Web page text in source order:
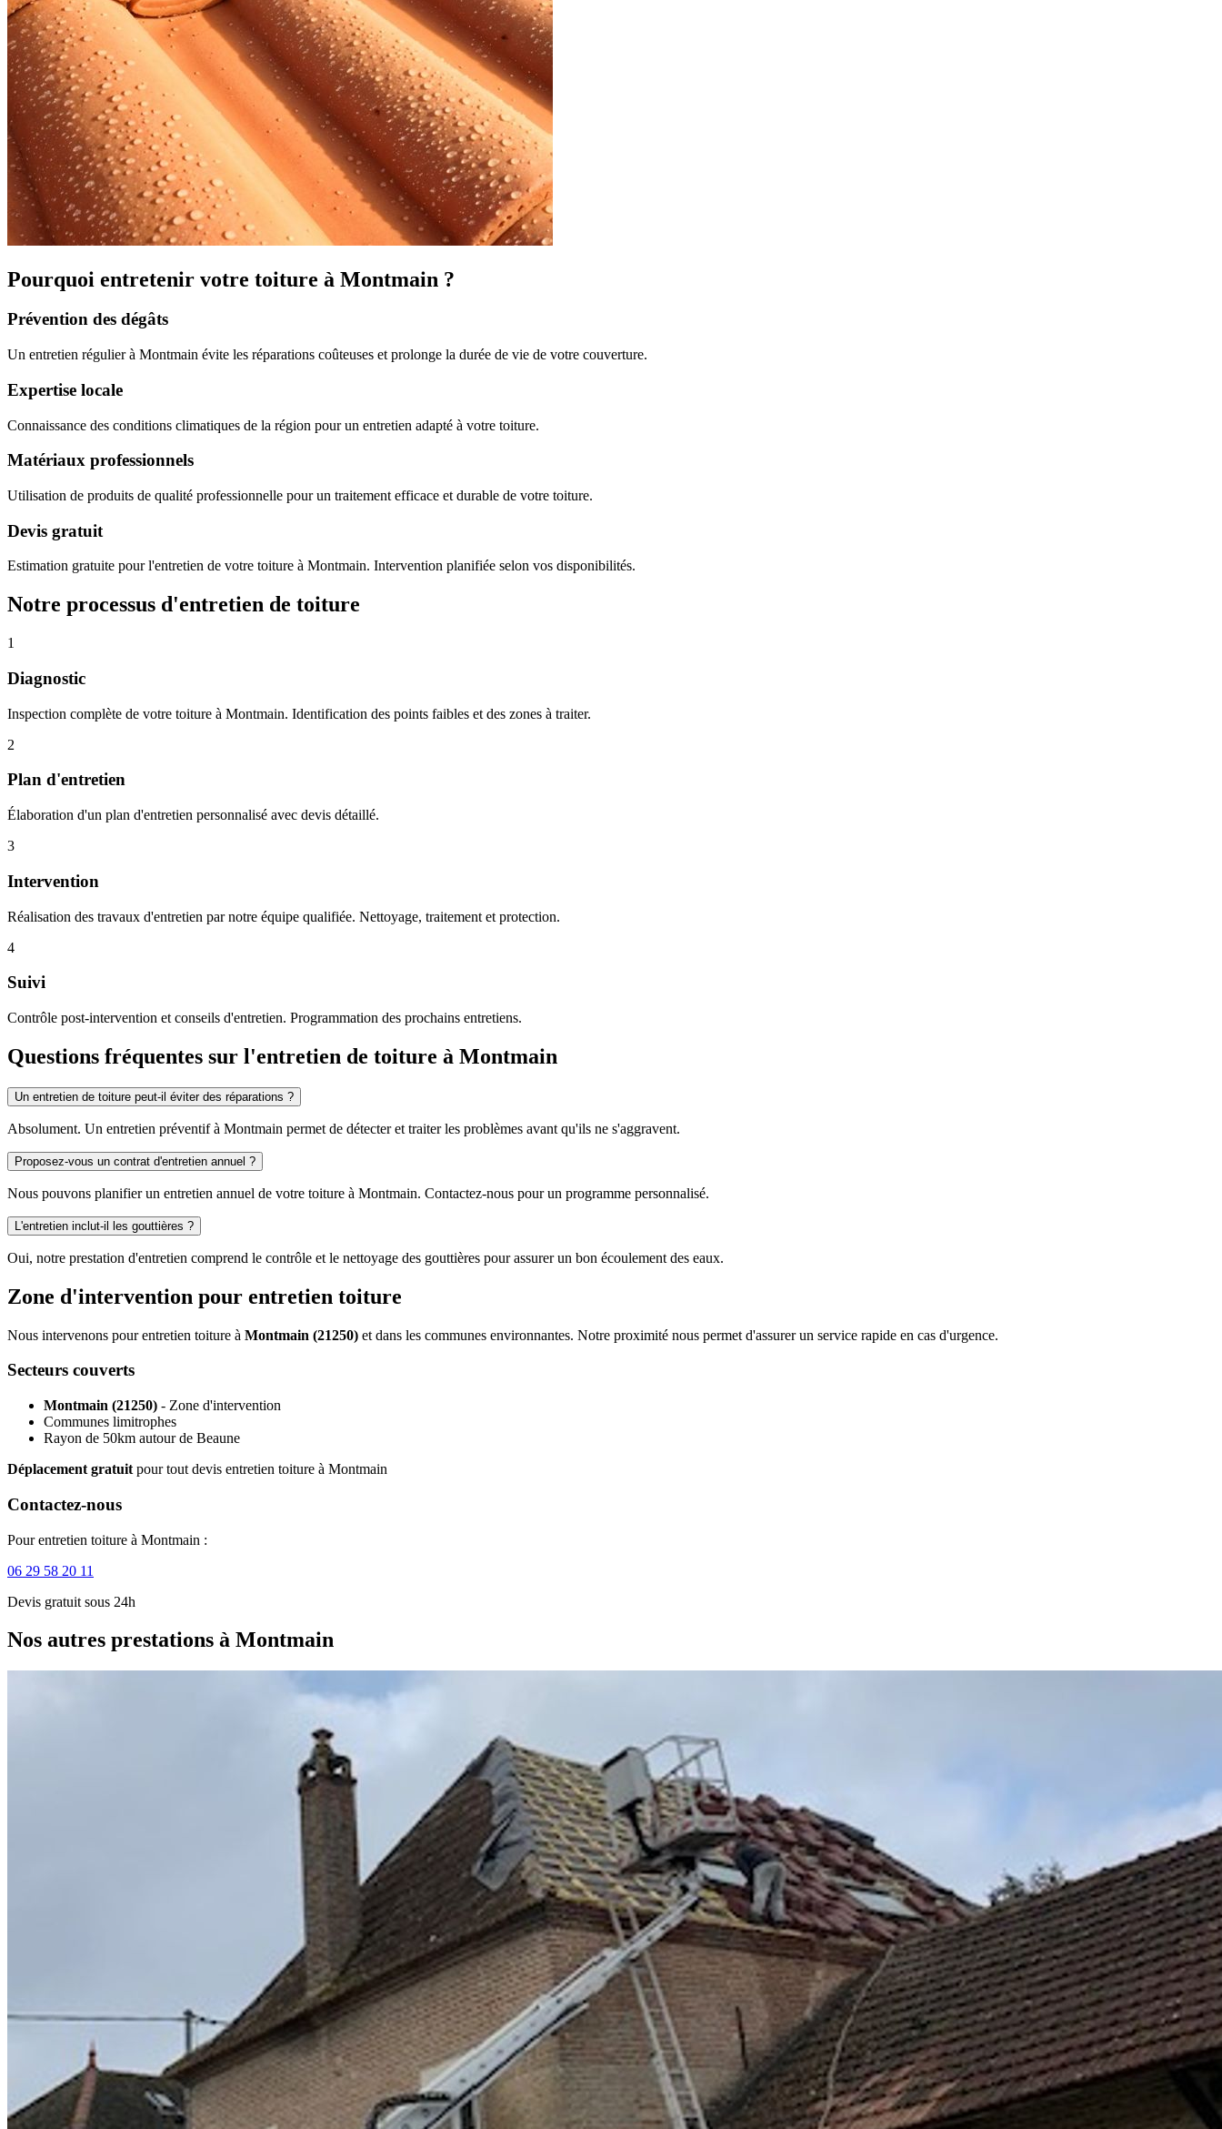
Pourquoi entretenir votre toiture à Montmain ?
Prévention des dégâts
Un entretien régulier à Montmain évite les réparations coûteuses et prolonge la durée de vie de votre couverture.
Expertise locale
Connaissance des conditions climatiques de la région pour un entretien adapté à votre toiture.
Matériaux professionnels
Utilisation de produits de qualité professionnelle pour un traitement efficace et durable de votre toiture.
Devis gratuit
Estimation gratuite pour l'entretien de votre toiture à Montmain. Intervention planifiée selon vos disponibilités.
Notre processus d'entretien de toiture
1
Diagnostic
Inspection complète de votre toiture à Montmain. Identification des points faibles et des zones à traiter.
2
Plan d'entretien
Élaboration d'un plan d'entretien personnalisé avec devis détaillé.
3
Intervention
Réalisation des travaux d'entretien par notre équipe qualifiée. Nettoyage, traitement et protection.
4
Suivi
Contrôle post-intervention et conseils d'entretien. Programmation des prochains entretiens.
Questions fréquentes sur l'entretien de toiture à Montmain
Un entretien de toiture peut-il éviter des réparations ?
Absolument. Un entretien préventif à Montmain permet de détecter et traiter les problèmes avant qu'ils ne s'aggravent.
Proposez-vous un contrat d'entretien annuel ?
Nous pouvons planifier un entretien annuel de votre toiture à Montmain. Contactez-nous pour un programme personnalisé.
L'entretien inclut-il les gouttières ?
Oui, notre prestation d'entretien comprend le contrôle et le nettoyage des gouttières pour assurer un bon écoulement des eaux.
Zone d'intervention pour entretien toiture
Nous intervenons pour entretien toiture à Montmain (21250) et dans les communes environnantes. Notre proximité nous permet d'assurer un service rapide en cas d'urgence.
Secteurs couverts
Montmain (21250) - Zone d'intervention
Communes limitrophes
Rayon de 50km autour de Beaune
Déplacement gratuit pour tout devis entretien toiture à Montmain
Contactez-nous
Pour entretien toiture à Montmain :
06 29 58 20 11
Devis gratuit sous 24h
Nos autres prestations à Montmain